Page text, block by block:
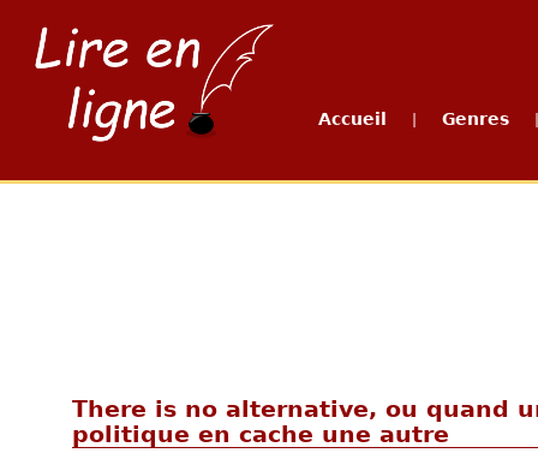
Accueil Genres
There is no alternative, ou quand
politique en cache une autre